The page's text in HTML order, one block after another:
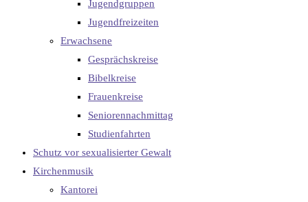
Jugendgruppen
Jugendfreizeiten
Erwachsene
Gesprächskreise
Bibelkreise
Frauenkreise
Seniorennachmittag
Studienfahrten
Schutz vor sexualisierter Gewalt
Kirchenmusik
Kantorei